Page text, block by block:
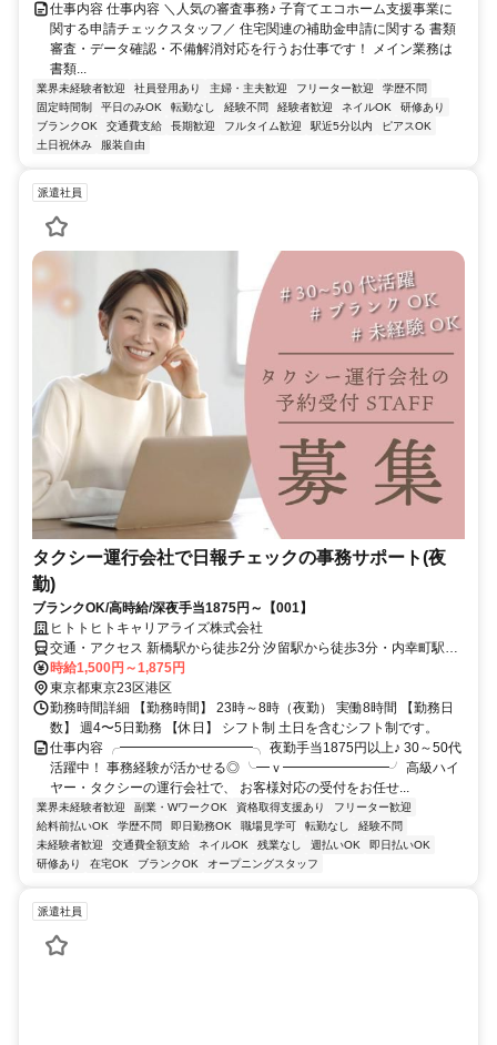
仕事内容 仕事内容 ＼人気の審査事務♪ 子育てエコホーム支援事業に
関する申請チェックスタッフ／ 住宅関連の補助金申請に関する 書類
審査・データ確認・不備解消対応を行うお仕事です！ メイン業務は
書類...
業界未経験者歓迎 社員登用あり 主婦・主夫歓迎 フリーター歓迎
学歴不問
固定時間制
平日のみOK 転勤なし 経験不問 経験者歓迎 ネイルOK
研修あり
ブランクOK
交通費支給 長期歓迎 フルタイム歓迎 駅近5分以内
ピアスOK
土日祝休み
服装自由
派遣社員
タクシー運行会社で日報チェックの事務サポート(夜
勤)
ブランクOK/高時給/深夜手当1875円～【001】
ヒトトヒトキャリアライズ株式会社
交通・アクセス 新橋駅から徒歩2分 汐留駅から徒歩3分・内幸町駅か
ら徒歩8分
時給1,500円～1,875円
東京都東京23区港区
勤務時間詳細 【勤務時間】 23時～8時（夜勤） 実働8時間 【勤務日
数】 週4〜5日勤務 【休日】 シフト制 土日を含むシフト制です。
仕事内容 ╭━━━━━━━━━━╮ 夜勤手当1875円以上♪ 30～50代
活躍中！ 事務経験が活かせる◎ ╰━ｖ━━━━━━━━╯ 高級ハイ
ヤー・タクシーの運行会社で、 お客様対応の受付をお任せ...
業界未経験者歓迎 副業・WワークOK 資格取得支援あり
フリーター歓迎
給料前払いOK
学歴不問 即日勤務OK 職場見学可 転勤なし
経験不問
未経験者歓迎
交通費全額支給 ネイルOK 残業なし 週払いOK
即日払いOK
研修あり
在宅OK ブランクOK オープニングスタッフ
派遣社員